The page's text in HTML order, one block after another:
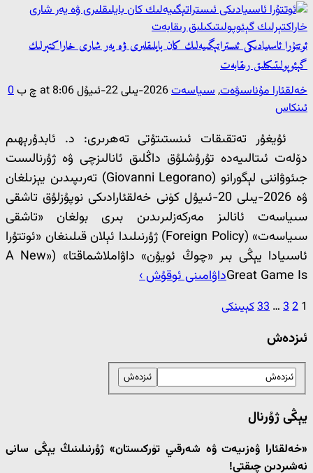
ئوتتۇرا ئاسىيادىكى ئىستراتېگىيەلىك كان بايلىقلىرى ۋە يەر شارى خاراكتېرلىك
گېئوپولىتىكىلىق رىقابەت
خەلقئارا مۇناسىۋەت,سىياسەت2026-يىلى 22-ئىيۇل at 8:06 چ ب
0
ئىنكاس
ئۇيغۇر تەتقىقات ئىنستىتۇتى تەھرىرى: د. ئابدۇرېھىم
دۆلەت ئىتالىيەدە تۇرۇشلۇق داڭلىق ئانالىزچى ۋە ژۇرنالىست
جىئوۋاننى لېگورانو (Giovanni Legorano) تەرىپىدىن يېزىلغان
ۋە 2026-يىلى 20-ئىيۇل كۈنى خەلقئارادىكى نوپۇزلۇق تاشقى
سىياسەت ئانالىز مەركەزلىرىدىن بىرى بولغان «تاشقى
سىياسەت» (Foreign Policy) ژۇرنىلىدا ئېلان قىلىنغان «ئوتتۇرا
ئاسىيادا يېڭى بىر «چوڭ ئويۇن» داۋاملاشماقتا» («A New
Great Game Isداۋامىنى ئوقۇش ›
1
2
3
…
33كېيىنكى
ئىزدەش
يېڭى ژۇرنال
«خەلقئارا ۋەزىيەت ۋە شەرقىي تۈركىستان» ژۇرنىلىنىڭ يېڭى سانى
نەشىردىن چىقتى!